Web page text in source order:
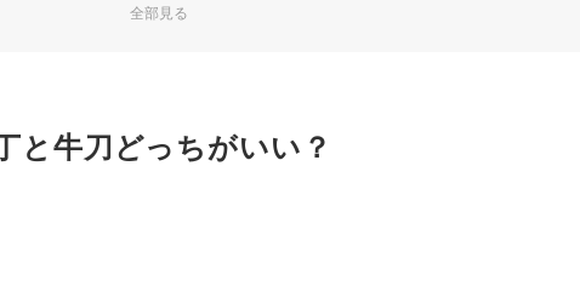
ング
全部見る
と牛刀どっちがいい？